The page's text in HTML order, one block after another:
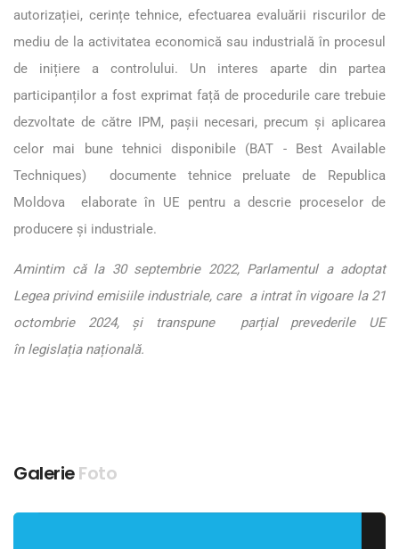
autorizației, cerințe tehnice, efectuarea evaluării riscurilor de
mediu de la activitatea economică sau industrială în procesul
de inițiere a controlului. Un interes aparte din partea
participanților a fost exprimat față de procedurile care trebuie
dezvoltate de către IPM, pașii necesari, precum și aplicarea
celor mai bune tehnici disponibile (BAT - Best Available
Techniques) documente tehnice preluate de Republica
Moldova elaborate în UE pentru a descrie proceselor de
producere și industriale.
Amintim că la 30 septembrie 2022, Parlamentul a adoptat
Legea privind emisiile industriale, care a intrat în vigoare la 21
octombrie 2024, și transpune parțial prevederile UE
în legislația națională.
GalerieFoto